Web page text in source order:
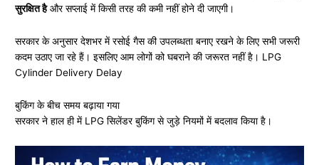
सुरक्षित हैऔर सप्लाई में किसी तरह की कमी नहीं होने दी जाएगी।
सरकार के अनुसार देशभर में रसोई गैस की उपलब्धता बनाए रखने के लिए सभी जरूरी
कदम उठाए जा रहे हैं। इसलिए आम लोगों को घबराने की जरूरत नहीं है। LPG
Cylinder Delivery Delay
बुकिंग के बीच समय बढ़ाया गया
सरकार ने हाल ही में LPG सिलेंडर बुकिंग से जुड़े नियमों में बदलाव किया है।